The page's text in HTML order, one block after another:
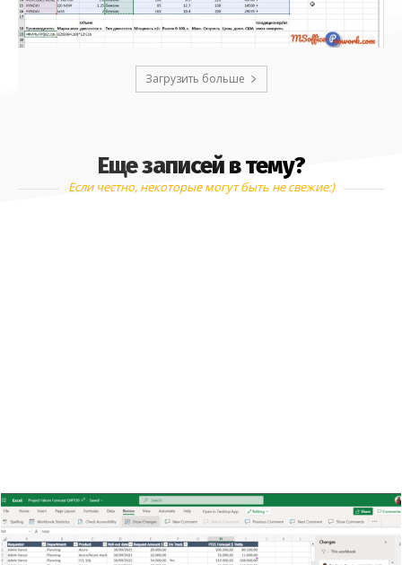
Загрузить больше
Еще записей в тему?
Если честно, некоторые могут быть не свежие:)